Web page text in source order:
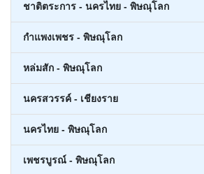
ชาติตระการ - นครไทย - พิษณุโลก
กำแพงเพชร - พิษณุโลก
หล่มสัก - พิษณุโลก
นครสวรรค์ - เชียงราย
นครไทย - พิษณุโลก
เพชรบูรณ์ - พิษณุโลก